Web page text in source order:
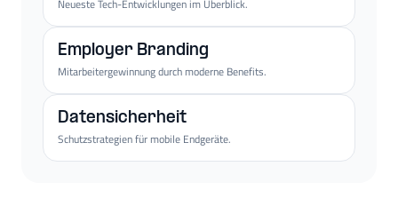
Neueste Tech-Entwicklungen im Überblick.
Employer Branding
Mitarbeitergewinnung durch moderne Benefits.
Datensicherheit
Schutzstrategien für mobile Endgeräte.